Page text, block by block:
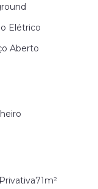
Elétrico
Aberto
71m²